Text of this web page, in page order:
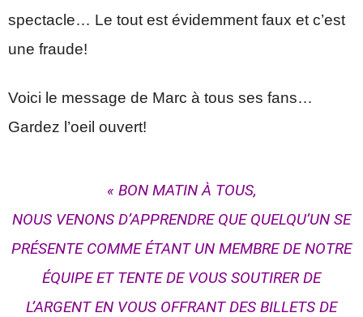
spectacle… Le tout est évidemment faux et c’est
une fraude!
Voici le message de Marc à tous ses fans…
Gardez l’oeil ouvert!
« BON MATIN À TOUS,
NOUS VENONS D’APPRENDRE QUE QUELQU’UN SE
PRÉSENTE COMME ÉTANT UN MEMBRE DE NOTRE
ÉQUIPE ET TENTE DE VOUS SOUTIRER DE
L’ARGENT EN VOUS OFFRANT DES BILLETS DE